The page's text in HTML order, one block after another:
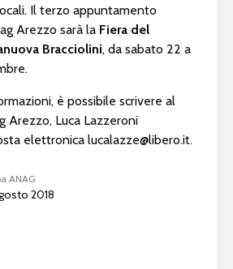
Il terzo appuntamento
Arezzo sarà la Fiera del
Bracciolini, da sabato 22 a
è possibile scrivere al
Arezzo, Luca Lazzeroni
elettronica lucalazze@libero.it.
ANAG
2018